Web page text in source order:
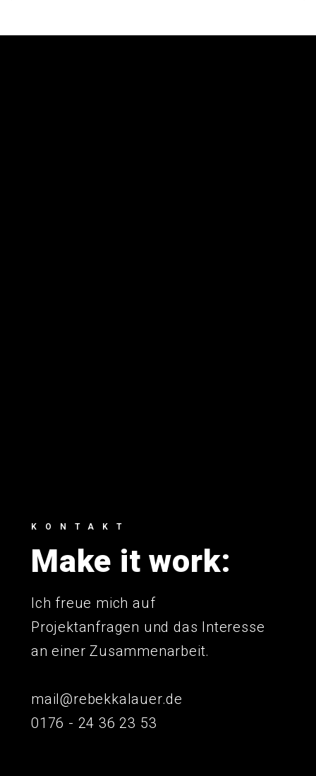
KONTAKT
Make it work:
Ich freue mich auf
Projektanfragen und das Interesse
an einer Zusammenarbeit.
mail@rebekkalauer.de
0176 - 24 36 23 53